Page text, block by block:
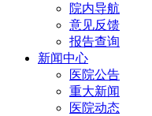
院内导航
意见反馈
报告查询
新闻中心
医院公告
重大新闻
医院动态